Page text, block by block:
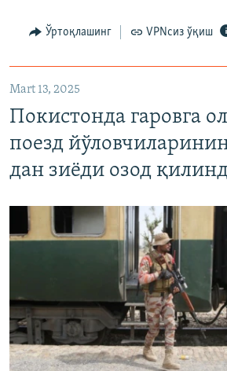
Ўртоқлашинг VPNсиз ўқиш
Mart 13, 2025
Покистонда гаровга
поезд
дан зиёди озод